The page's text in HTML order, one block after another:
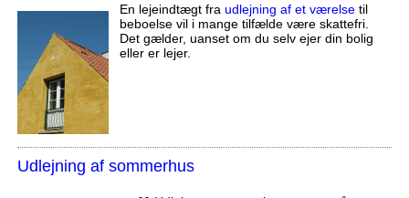
En lejeindtægt fra udlejning af et værelsetil
beboelse vil i mange tilfælde være skattefri.
Det gælder, uanset om du selv ejer din bolig
eller er lejer.
Udlejning af sommerhus